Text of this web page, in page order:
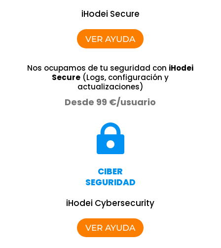
iHodei Secure
VER AYUDA
Nos ocupamos de tu seguridad con iHodei
Secure (Logs, configuración y
actualizaciones)
Desde 99 €/usuario

CIBER
SEGURIDAD
iHodei Cybersecurity
VER AYUDA